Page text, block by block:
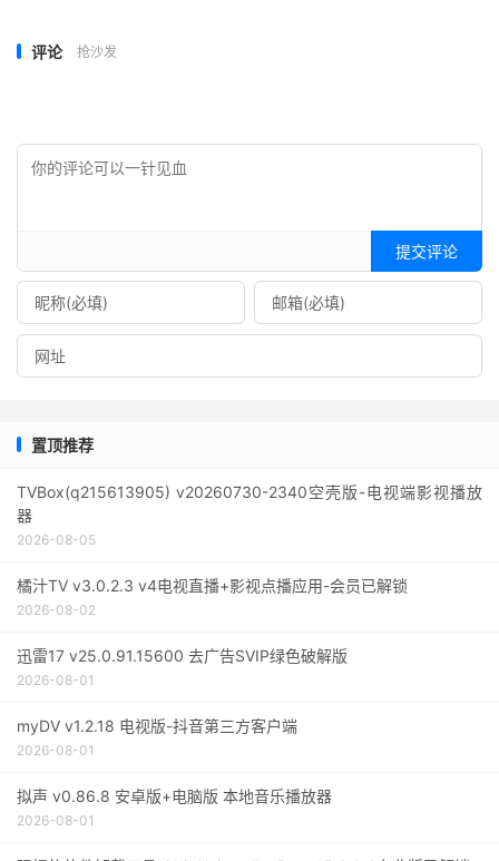
评论 抢沙发
提交评论
置顶推荐
TVBox(q215613905) v20260730-2340空壳版-电视端影视播放
器
2026-08-05
橘汁TV v3.0.2.3 v4电视直播+影视点播应用-会员已解锁
2026-08-02
迅雷17 v25.0.91.15600 去广告SVIP绿色破解版
2026-08-01
myDV v1.2.18 电视版-抖音第三方客户端
2026-08-01
拟声 v0.86.8 安卓版+电脑版 本地音乐播放器
2026-08-01